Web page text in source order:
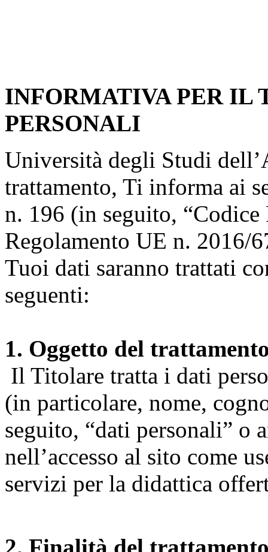
INFORMATIVA PER IL
PERSONALI
Università degli Studi
trattamento, Ti informa ai
n. 196 (in seguito, “Codice
Regolamento UE n. 2016/
Tuoi dati saranno trattati
seguenti:
1. Oggetto del
Il Titolare tratta i dati
(in particolare, nome,
seguito, “dati personali” o
nell’accesso al sito come
servizi per la didattica
2. Finalità del